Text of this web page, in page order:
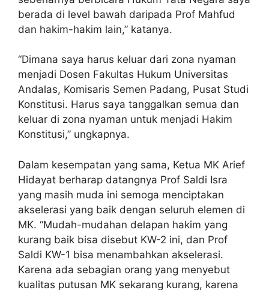
berada di level bawah daripada Prof Mahfud
dan hakim-hakim lain,” katanya.
“Dimana saya harus keluar dari zona nyaman
menjadi Dosen Fakultas Hukum Universitas
Andalas, Komisaris Semen Padang, Pusat Studi
Konstitusi. Harus saya tanggalkan semua dan
keluar di zona nyaman untuk menjadi Hakim
Konstitusi,” ungkapnya.
Dalam kesempatan yang sama, Ketua MK Arief
Hidayat berharap datangnya Prof Saldi Isra
yang masih muda ini semoga menciptakan
akselerasi yang baik dengan seluruh elemen di
MK. “Mudah-mudahan delapan hakim yang
kurang baik bisa disebut KW-2 ini, dan Prof
Saldi KW-1 bisa menambahkan akselerasi.
Karena ada sebagian orang yang menyebut
kualitas putusan MK sekarang kurang, karena